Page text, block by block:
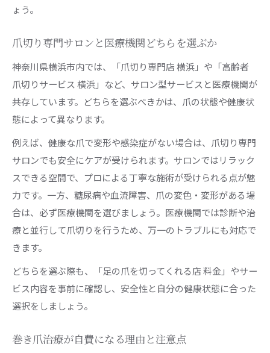
ょう。
爪切り専門サロンと医療機関どちらを選ぶか
神奈川県横浜市内では、「爪切り専門店 横浜」や「高齢者
爪切りサービス 横浜」など、サロン型サービスと医療機関が
共存しています。どちらを選ぶべきかは、爪の状態や健康状
態によって異なります。
例えば、健康な爪で変形や感染症がない場合は、爪切り専門
サロンでも安全にケアが受けられます。サロンではリラック
スできる空間で、プロによる丁寧な施術が受けられる点が魅
力です。一方、糖尿病や血流障害、爪の変色・変形がある場
合は、必ず医療機関を選びましょう。医療機関では診断や治
療と並行して爪切りを行うため、万一のトラブルにも対応で
きます。
どちらを選ぶ際も、「足の爪を切ってくれる店 料金」やサー
ビス内容を事前に確認し、安全性と自分の健康状態に合った
選択をしましょう。
巻き爪治療が自費になる理由と注意点